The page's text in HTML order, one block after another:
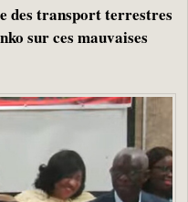
des transport terrestres
sur ces mauvaises